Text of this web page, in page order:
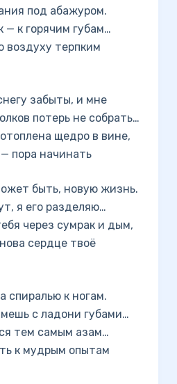
под абажуром.
— к горячим губам…
воздуху терпким
забыты, и мне
потерь не собрать…
щедро в вине,
пора начинать
быть, новую жизнь.
я его разделяю…
через сумрак и дым,
сердце твоё
спиралью к ногам.
с ладони губами…
тем самым азам…
к мудрым опытам